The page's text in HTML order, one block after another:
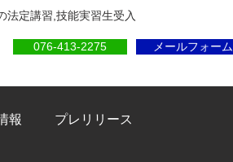
法定講習,技能実習生受入
076-413-2275 メールフォーム
報 プレリリース